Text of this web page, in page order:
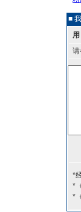
■
请
*
*
*